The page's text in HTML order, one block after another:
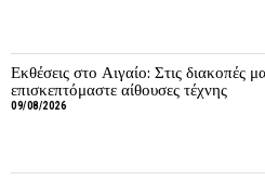
Εκθέσεις στο Αιγαίο: Στις διακοπές
επισκεπτόμαστε αίθουσες τέχνης
09/08/2026